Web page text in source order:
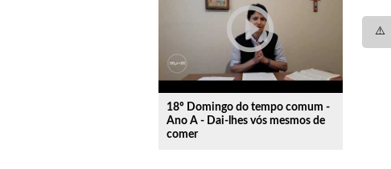
play_circle_outline
18º Domingo do tempo comum -
Ano A - Dai-lhes vós mesmos de
comer
⚠️